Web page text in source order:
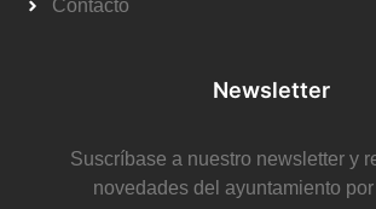
Contacto
Newsletter
Suscríbase a nuestro newsletter y
novedades del ayuntamiento por